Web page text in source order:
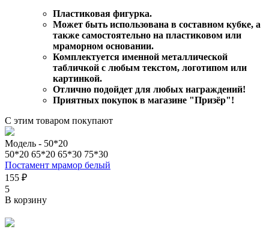
Пластиковая фигурка.
Может быть использована в составном кубке, а
также самостоятельно на пластиковом или
мраморном основании.
Комплектуется именной металлической
табличкой с любым текстом, логотипом или
картинкой.
Отлично подойдет для любых награждений!
Приятных покупок в магазине "Призёр"!
С этим товаром покупают
Модель - 50*20
50*20 65*20 65*30 75*30
Постамент мрамор белый
155 ₽
5
В корзину